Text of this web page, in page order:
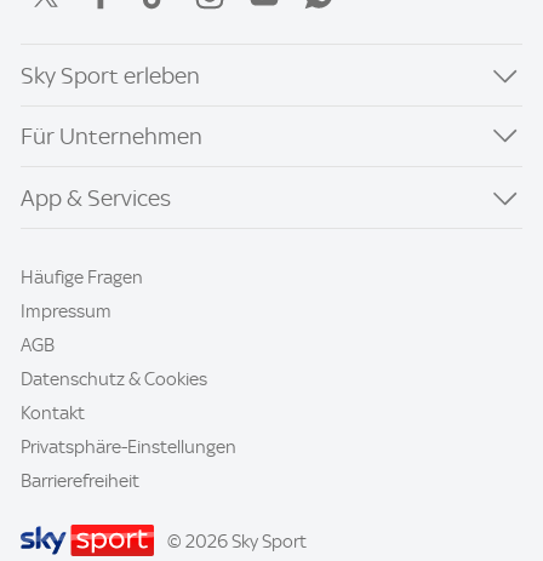
Sky Sport erleben
Für Unternehmen
App & Services
Häufige Fragen
Impressum
AGB
Datenschutz & Cookies
Kontakt
Privatsphäre-Einstellungen
Barrierefreiheit
© 2026 Sky Sport